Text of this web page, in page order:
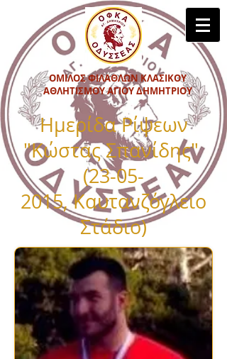
ΟΜΙΛΟΣ ΦΙΛΑΘΛΩΝ ΚΛΑΣΙΚΟΥ
ΑΘΛΗΤΙΣΜΟΥ ΑΓΙΟΥ ΔΗΜΗΤΡΙΟΥ
Ημερίδα Ρίψεων
"Κώστας Σπανίδης"
(23-05-
2015,Καυτανζόγλειο
Στάδιο)